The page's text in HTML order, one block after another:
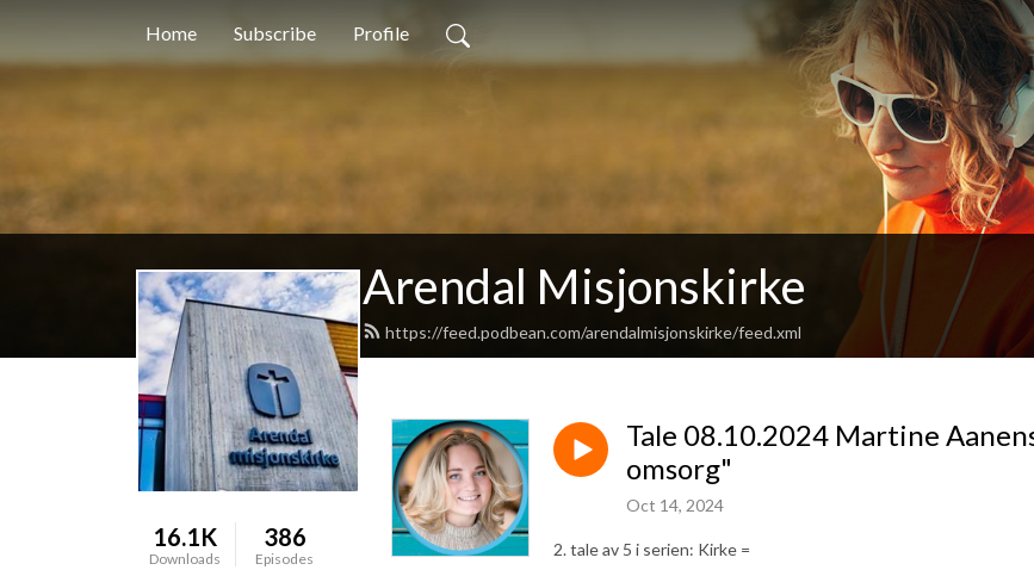
Home Subscribe Profile
Arendal Misjonskirke
https://feed.podbean.com/arendalmisjonskirke/feed.xml
16.1K
Downloads
386
Episodes
Tale 08.10.2024 Martine
omsorg"
Oct 14, 2024
2. tale av 5 i serien: Kirke =